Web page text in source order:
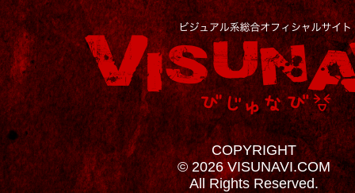
COPYRIGHT
© 2026 VISUNAVI.COM
All Rights Reserved.